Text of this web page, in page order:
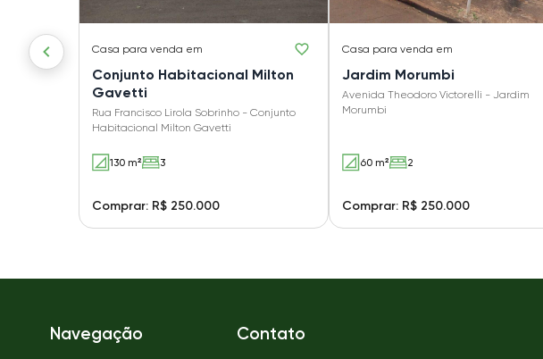
Casa para venda em
Conjunto Habitacional Milton
Gavetti
Rua Francisco Lirola Sobrinho - Conjunto
Habitacional Milton Gavetti
130 m² 3
Comprar: R$ 250.000
Casa para venda em
Jardim Morumbi
Avenida Theodoro Victorelli - Jardim
Morumbi
60 m² 2
Comprar: R$ 250.000
Navegação Contato